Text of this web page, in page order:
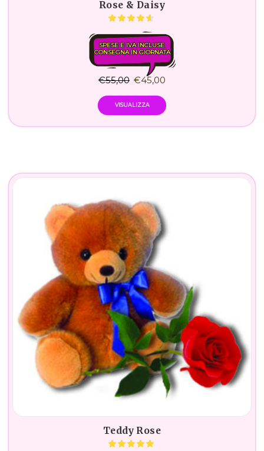
Rose & Daisy
SPESE E IVA INCLUSE.
CONSEGNA IN GIORNATA
€55,00 €45,00
VISUALIZZA
Teddy Rose